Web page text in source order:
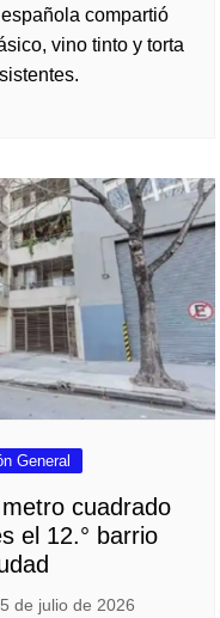
compartió
vino tinto y torta
General
cuadrado
el 12.° barrio
de julio de 2026